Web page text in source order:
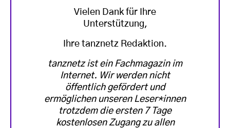
Vielen Dank für Ihre
Unterstützung,
Ihre tanznetz Redaktion.
tanznetz ist ein Fachmagazin im
Internet. Wir werden nicht
öffentlich gefördert und
ermöglichen unseren Leser*innen
trotzdem die ersten 7 Tage
kostenlosen Zugang zu allen